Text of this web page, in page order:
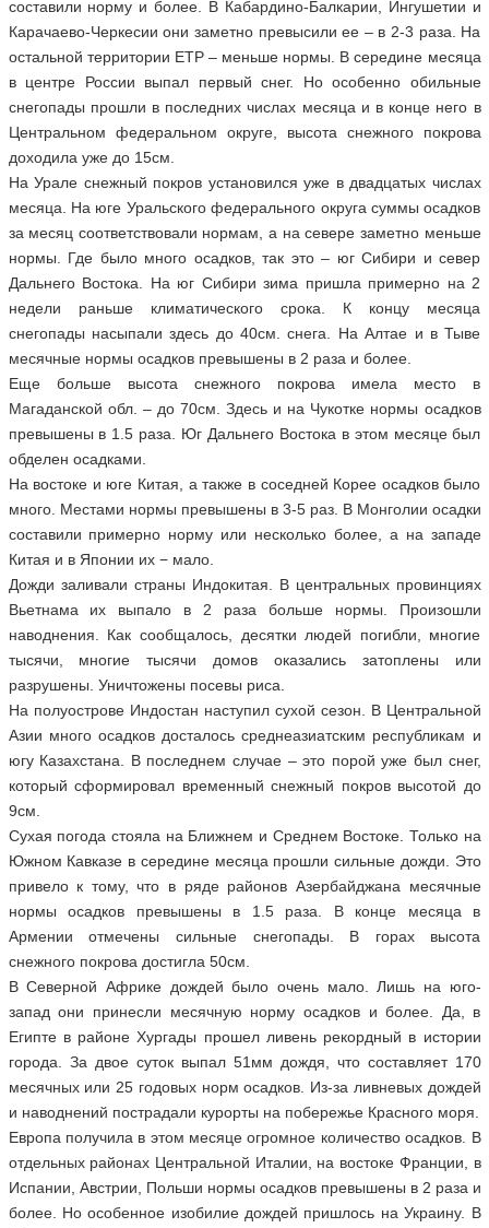
составили норму и более. В Кабардино-Балкарии, Ингушетии и
Карачаево-Черкесии они заметно превысили ее – в 2-3 раза. На
остальной территории ЕТР – меньше нормы. В середине месяца
в центре России выпал первый снег. Но особенно обильные
снегопады прошли в последних числах месяца и в конце него в
Центральном федеральном округе, высота снежного покрова
доходила уже до 15см.
На Урале снежный покров установился уже в двадцатых числах
месяца. На юге Уральского федерального округа суммы осадков
за месяц соответствовали нормам, а на севере заметно меньше
нормы. Где было много осадков, так это – юг Сибири и север
Дальнего Востока. На юг Сибири зима пришла примерно на 2
недели раньше климатического срока. К концу месяца
снегопады насыпали здесь до 40см. снега. На Алтае и в Тыве
месячные нормы осадков превышены в 2 раза и более.
Еще больше высота снежного покрова имела место в
Магаданской обл. – до 70см. Здесь и на Чукотке нормы осадков
превышены в 1.5 раза. Юг Дальнего Востока в этом месяце был
обделен осадками.
На востоке и юге Китая, а также в соседней Корее осадков было
много. Местами нормы превышены в 3-5 раз. В Монголии осадки
составили примерно норму или несколько более, а на западе
Китая и в Японии их − мало.
Дожди заливали страны Индокитая. В центральных провинциях
Вьетнама их выпало в 2 раза больше нормы. Произошли
наводнения. Как сообщалось, десятки людей погибли, многие
тысячи, многие тысячи домов оказались затоплены или
разрушены. Уничтожены посевы риса.
На полуострове Индостан наступил сухой сезон. В Центральной
Азии много осадков досталось среднеазиатским республикам и
югу Казахстана. В последнем случае – это порой уже был снег,
который сформировал временный снежный покров высотой до
9см.
Сухая погода стояла на Ближнем и Среднем Востоке. Только на
Южном Кавказе в середине месяца прошли сильные дожди. Это
привело к тому, что в ряде районов Азербайджана месячные
нормы осадков превышены в 1.5 раза. В конце месяца в
Армении отмечены сильные снегопады. В горах высота
снежного покрова достигла 50см.
В Северной Африке дождей было очень мало. Лишь на юго-
запад они принесли месячную норму осадков и более. Да, в
Египте в районе Хургады прошел ливень рекордный в истории
города. За двое суток выпал 51мм дождя, что составляет 170
месячных или 25 годовых норм осадков. Из-за ливневых дождей
и наводнений пострадали курорты на побережье Красного моря.
Европа получила в этом месяце огромное количество осадков. В
отдельных районах Центральной Италии, на востоке Франции, в
Испании, Австрии, Польши нормы осадков превышены в 2 раза и
более. Но особенное изобилие дождей пришлось на Украину. В